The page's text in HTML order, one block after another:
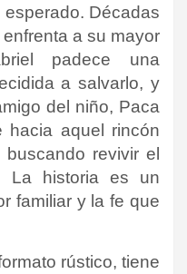
Décadas
a su mayor
padece una
a salvarlo, y
del niño, Paca
aquel rincón
revivir el
La historia es un
familiar y la fe que
rústico, tiene